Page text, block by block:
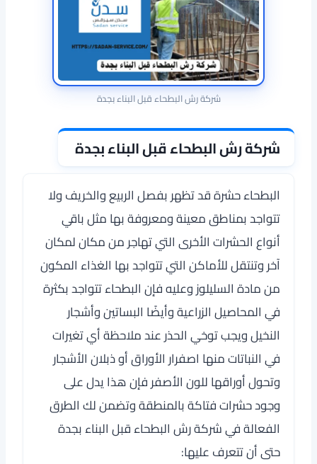
شركة رش البطحاء قبل البناء بجدة
شركة رش البطحاء قبل البناء بجدة
البطحاء حشرة قد تظهر بفصل الربيع والخريف ولا
تتواجد بمناطق معينة ومعروفة بها مثل باقي
أنواع الحشرات الأخرى التي تهاجر من مكان لمكان
آخر وتنتقل للأماكن التي تتواجد بها الغذاء المكون
من مادة السليلوز وعليه فإن البطحاء تتواجد بكثرة
في المحاصيل الزراعية وأيضًا البساتين وأشجار
النخيل ويجب توخي الحذر عند ملاحظة أي تغيرات
في النباتات منها اصفرار الأوراق أو ذبلان الأشجار
وتحول أوراقها للون الأصفر فإن هذا يدل على
وجود حشرات فتاكة بالمنطقة وتضمن لك الطرق
الفعالة في شركة رش البطحاء قبل البناء بجدة
حتى أن تتعرف عليها: